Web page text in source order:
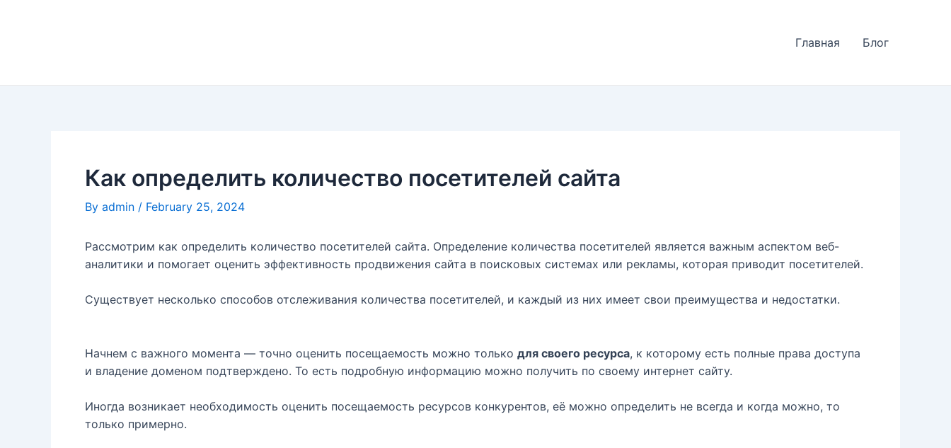
Главная Блог
Как определить количество посетителей сайта
By admin / February 25, 2024
Рассмотрим как определить количество посетителей сайта. Определение количества посетителей является важным аспектом веб-
аналитики и помогает оценить эффективность продвижения сайта в поисковых системах или рекламы, которая приводит посетителей.
Существует несколько способов отслеживания количества посетителей, и каждый из них имеет свои преимущества и недостатки.
Начнем с важного момента — точно оценить посещаемость можно только для своего ресурса, к которому есть полные права доступа
и владение доменом подтверждено. То есть подробную информацию можно получить по своему интернет сайту.
Иногда возникает необходимость оценить посещаемость ресурсов конкурентов, её можно определить не всегда и когда можно, то
только примерно.